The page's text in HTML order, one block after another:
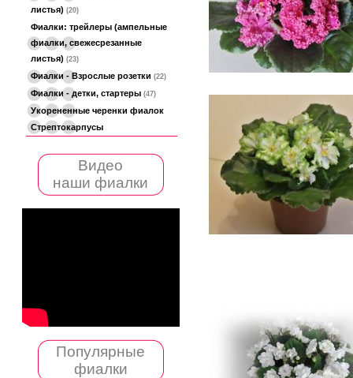
листья) (20)
Фиалки: трейлеры (ампельные
фиалки, свежесрезанные
листья) (23)
Фиалки - Взрослые розетки (22)
Фиалки - детки, стартеры (47)
Укорененные черенки фиалок
Стрептокарпусы
Видео
наши фиалки
Популярные
фиалки